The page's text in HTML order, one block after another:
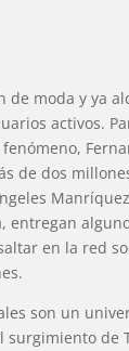
de moda y ya
activos.
de dos
entregan
en la red
son un
surgimiento de